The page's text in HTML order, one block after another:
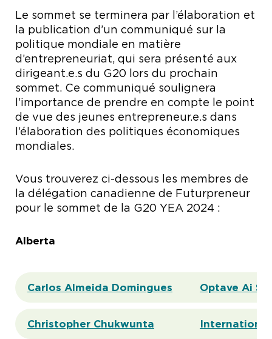
Le sommet se terminera par l’élaboration et
la publication d’un communiqué sur la
politique mondiale en matière
d’entrepreneuriat, qui sera présenté aux
dirigeant.e.s du G20 lors du prochain
sommet. Ce communiqué soulignera
l’importance de prendre en compte le point
de vue des jeunes entrepreneur.e.s dans
l’élaboration des politiques économiques
mondiales.
Vous trouverez ci-dessous les membres de
la délégation canadienne de Futurpreneur
pour le sommet de la G20 YEA 2024 :
Alberta
Carlos Almeida Domingues Optave Ai
Christopher Chukwunta International